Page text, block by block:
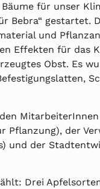
für unser
Bebra“ gestartet.
und
Effekten für das
Obst. Es
Pflanzung), der
und der
Drei